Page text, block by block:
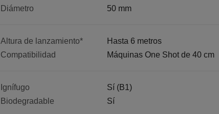
Diámetro
50 mm
Altura de lanzamiento*
Compatibilidad
Hasta 6 metros
Máquinas One Shot de 40 cm
Ignífugo
Biodegradable
Sí (B1)
Sí